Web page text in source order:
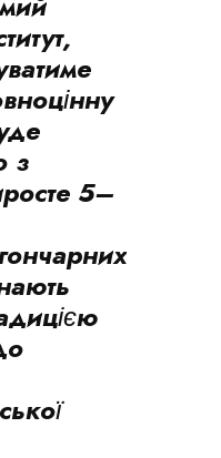
з
5–